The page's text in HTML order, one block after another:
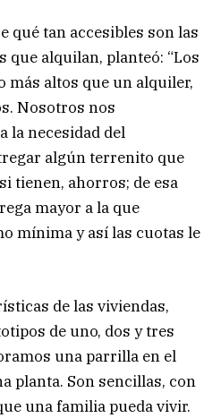
qué tan accesibles son las
que alquilan, planteó: “Los
altos que un alquiler,
Nosotros nos
la necesidad del
algún terrenito que
tienen, ahorros; de esa
mayor a la que
mínima y así las cuotas le
de las viviendas,
de uno, dos y tres
una parrilla en el
planta. Son sencillas, con
una familia pueda vivir.